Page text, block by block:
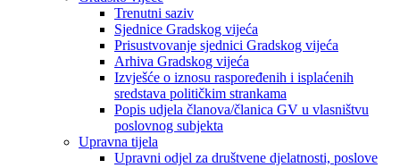
Trenutni saziv
Sjednice Gradskog vijeća
Prisustvovanje sjednici Gradskog vijeća
Arhiva Gradskog vijeća
Izvješće o iznosu raspoređenih i isplaćenih
sredstava političkim strankama
Popis udjela članova/članica GV u vlasništvu
poslovnog subjekta
Upravna tijela
Upravni odjel za društvene djelatnosti, poslove